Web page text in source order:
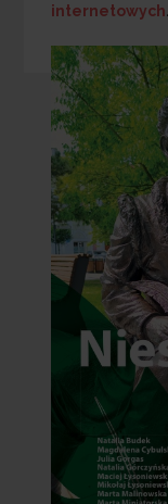
internetowych.